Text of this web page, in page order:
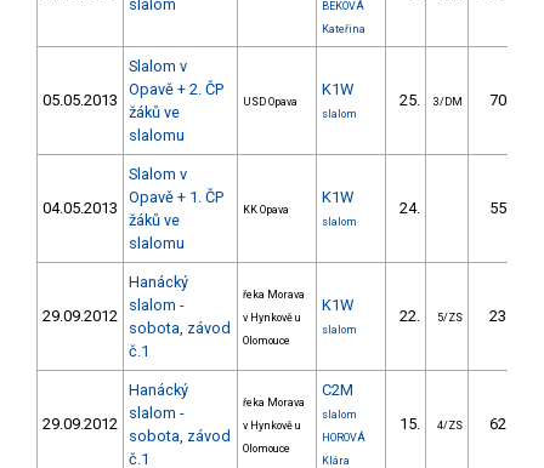
slalom
BEKOVÁ
Kateřina
05.05.2013
Slalom v
Opavě + 2. ČP
žáků ve
slalomu
USD Opava
K1W
slalom
25. 3/DM 70.03
04.05.2013
Slalom v
Opavě + 1. ČP
žáků ve
slalomu
KK Opava
K1W
slalom
24. 55.83
29.09.2012
Hanácký
slalom -
sobota, závod
č.1
řeka Morava
v Hynkově u
Olomouce
K1W
slalom
22. 5/ZS 23.90
29.09.2012
Hanácký
slalom -
sobota, závod
č.1
řeka Morava
v Hynkově u
Olomouce
C2M
slalom
HOROVÁ
Klára
15. 4/ZS 62.80